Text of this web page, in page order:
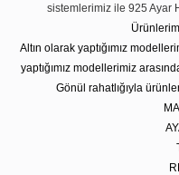
sistemlerimiz ile 925 Ayar
Altın olarak yaptığımız
yaptığımız modellerimiz
Gönül rahatlığıyla